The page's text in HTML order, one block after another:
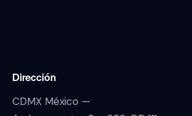
Dirección
CDMX México —